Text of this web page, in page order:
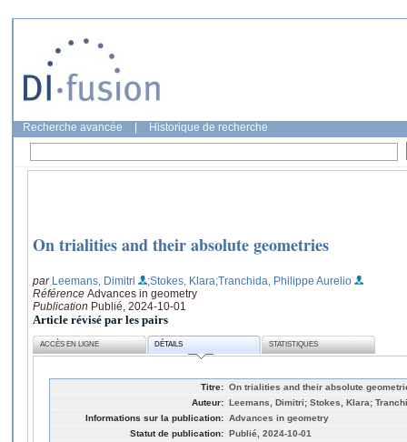
Recherche avancée Historique de recherche
On trialities and their absolute geometries
par Leemans, Dimitri ;Stokes, Klara;Tranchida, Philippe Aurelio
Référence Advances in geometry
Publication Publié, 2024-10-01
Article révisé par les pairs
ACCÈS EN LIGNE DÉTAILS STATISTIQUES
Titre: On trialities and their absolute
Auteur: Leemans, Dimitri; Stokes, Klara;
Informations sur la publication: Advances in geometry
Statut de publication: Publié, 2024-10-01